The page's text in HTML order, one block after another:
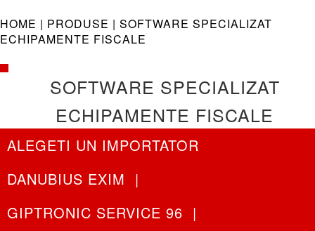
HOME | PRODUSE | SOFTWARE SPECIALIZAT
ECHIPAMENTE FISCALE
SOFTWARE SPECIALIZAT
ECHIPAMENTE FISCALE
ALEGETI UN IMPORTATOR
DANUBIUS EXIM
|
GIPTRONIC SERVICE 96 |